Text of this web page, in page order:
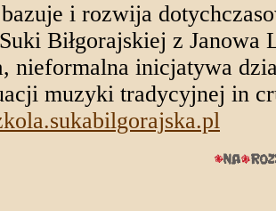
i rozwija
Biłgorajskiej z
nieformalna inicjatywa
muzyki tradycyjnej in